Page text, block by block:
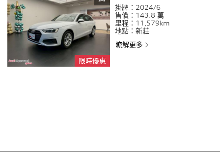
限時優惠
掛牌： 2024/6
售價： 143.8 萬
里程： 11,579km
地點： 新莊
瞭解更多